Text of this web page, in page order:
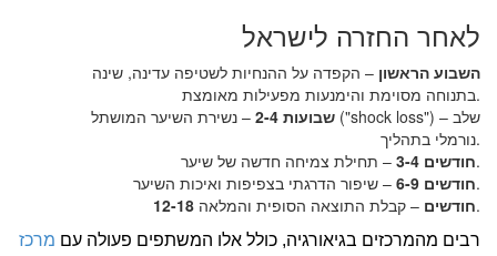
לאחר החזרה לישראל
השבוע הראשון – הקפדה על ההנחיות לשטיפה עדינה, שינה
בתנוחה מסוימת והימנעות מפעילות מאומצת.
שבועות 2-4
– נשירת השיער המושתל ("shock loss") – שלב
נורמלי בתהליך.
חודשים 3-4– תחילת צמיחה חדשה של שיער.
חודשים 6-9– שיפור הדרגתי בצפיפות ואיכות השיער.
12-18 חודשים– קבלת התוצאה הסופית והמלאה.
רבים מהמרכזים בגיאורגיה, כולל אלו המשתפים פעולה עם מרכז